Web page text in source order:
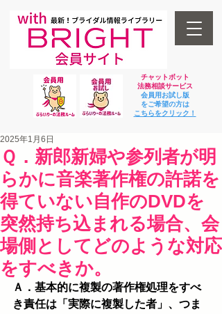
チャットボット
法務相談サービス
会員用お試し版
をご希望の方は
​こちらをクリック！
Ｑ．新郎新婦や参列者が明
らかに音楽著作権の許諾を
得ていない自作のDVDを
突然持ち込まれる場合、会
場側としてどのような対応
をすべきか。
2025年1月6日
Ａ．基本的に複製の著作権処理をすべ
き責任は「実際に複製した者」、つま